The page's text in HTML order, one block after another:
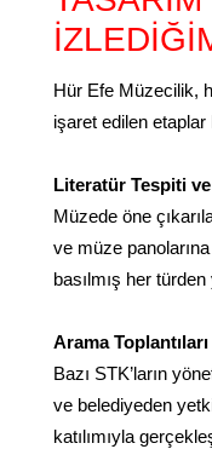
Hür Efe Müzecilik,
işaret edilen etaplar
Literatür Tespiti
Müzede öne
ve müze
basılmış her
Arama Toplantıları
Bazı STK’ların
ve belediyeden
katılımıyla